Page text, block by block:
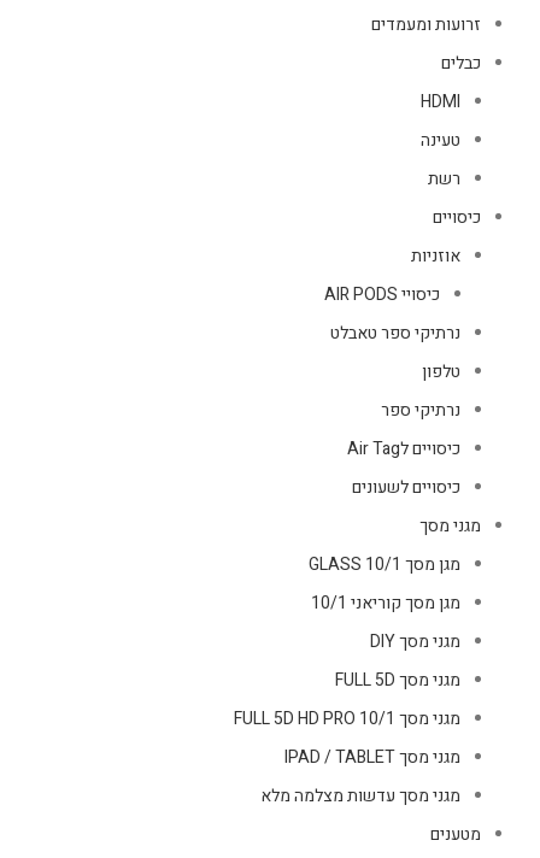
זרועות ומעמדים
כבלים
HDMI
טעינה
רשת
כיסויים
אוזניות
כיסויי AIR PODS
נרתיקי ספר טאבלט
טלפון
נרתיקי ספר
כיסויים לAir Tag
כיסויים לשעונים
מגני מסך
מגן מסך GLASS 10/1
מגן מסך קוריאני 10/1
מגני מסך DIY
מגני מסך FULL 5D
מגני מסך FULL 5D HD PRO 10/1
מגני מסך IPAD / TABLET
מגני מסך עדשות מצלמה מלא
מטענים